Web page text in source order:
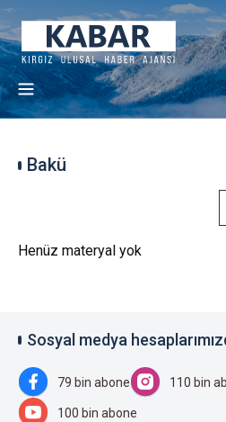
Bakü
Henüz materyal yok
Sosyal medya
79 bin abone 110 bin
100 bin abone